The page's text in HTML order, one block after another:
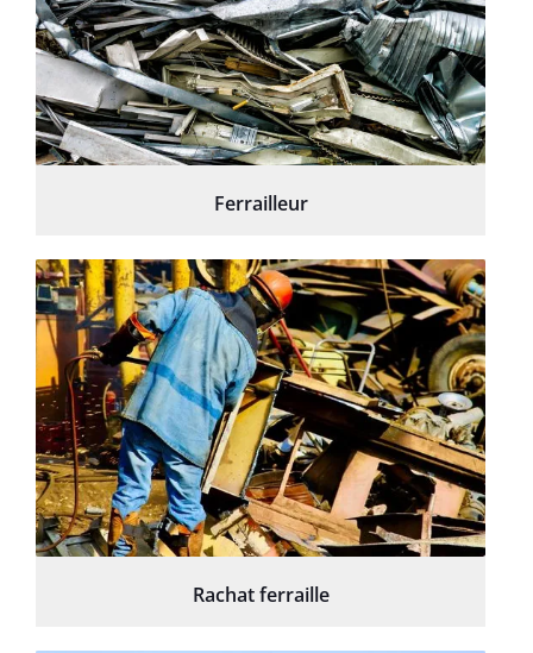
Ferrailleur
Rachat ferraille